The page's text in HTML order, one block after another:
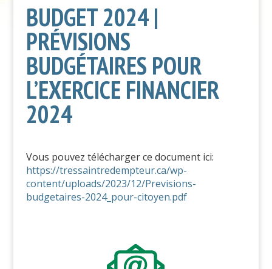
BUDGET 2024 |
PRÉVISIONS
BUDGÉTAIRES POUR
L’EXERCICE FINANCIER
2024
Vous pouvez télécharger ce document ici:
https://tressaintredempteur.ca/wp-
content/uploads/2023/12/Previsions-
budgetaires-2024_pour-citoyen.pdf